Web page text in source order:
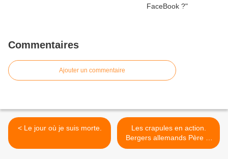
Commentaires
Ajouter un commentaire
< Le jour où je suis morte.
Les crapules en action.
Bergers allemands Père et
Fils. >